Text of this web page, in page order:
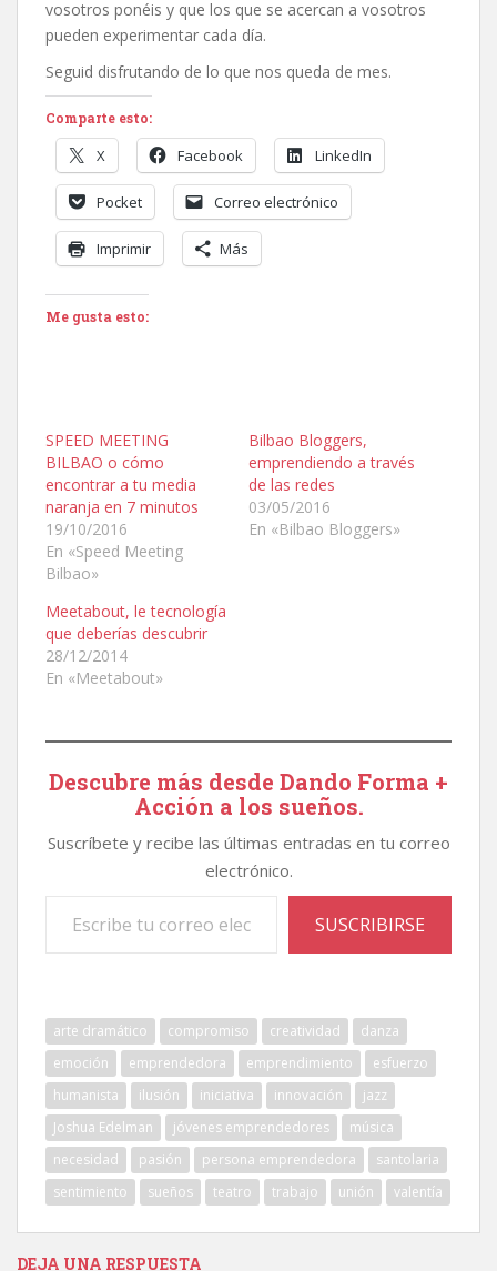
vosotros ponéis y que los que se acercan a vosotros
pueden experimentar cada día.
Seguid disfrutando de lo que nos queda de mes.
Comparte esto:
X Facebook LinkedIn
Pocket Correo electrónico
Imprimir Más
Me gusta esto:
SPEED MEETING
BILBAO o cómo
encontrar a tu media
naranja en 7 minutos
19/10/2016
En «Speed Meeting
Bilbao»
Bilbao Bloggers,
emprendiendo a través
de las redes
03/05/2016
En «Bilbao Bloggers»
Meetabout, le tecnología
que deberías descubrir
28/12/2014
En «Meetabout»
Descubre más desde Dando Forma +
Acción a los sueños.
Suscríbete y recibe las últimas entradas en tu correo
electrónico.
SUSCRIBIRSE
arte dramático compromiso creatividad
danza
emoción
emprendedora emprendimiento
esfuerzo
humanista
ilusión iniciativa innovación
jazz
Joshua Edelman
jóvenes emprendedores
música
necesidad
pasión persona emprendedora
santolaria
sentimiento
sueños teatro trabajo unión valentía
DEJA UNA RESPUESTA